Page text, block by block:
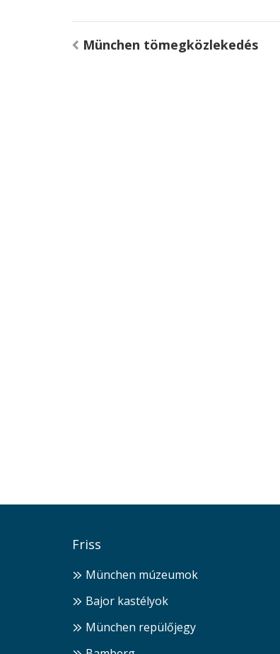
Bejegyzés
München tömegközlekedés
Friss
München múzeumok
Bajor kastélyok
München repülőjegy